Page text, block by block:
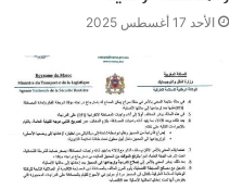
الأحد 17 أغسطس 2025